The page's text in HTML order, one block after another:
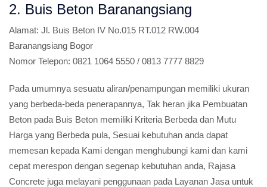
2. Buis Beton Baranangsiang
Alamat: Jl. Buis Beton IV No.015 RT.012 RW.004
Baranangsiang Bogor
Nomor Telepon: 0821 1064 5550 / 0813 7777 8829
Pada umumnya sesuatu aliran/penampungan memiliki ukuran
yang berbeda-beda penerapannya, Tak heran jika Pembuatan
Beton pada Buis Beton memiliki Kriteria Berbeda dan Mutu
Harga yang Berbeda pula, Sesuai kebutuhan anda dapat
memesan kepada Kami dengan menghubungi kami dan kami
cepat merespon dengan segenap kebutuhan anda, Rajasa
Concrete juga melayani penggunaan pada Layanan Jasa untuk